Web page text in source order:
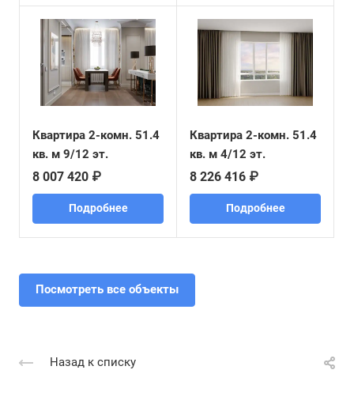
Квартира 2-комн. 51.4
кв. м 9/12 эт.
8 007 420 ₽
Подробнее
Квартира 2-комн. 51.4
кв. м 4/12 эт.
8 226 416 ₽
Подробнее
Посмотреть все объекты
Назад к списку